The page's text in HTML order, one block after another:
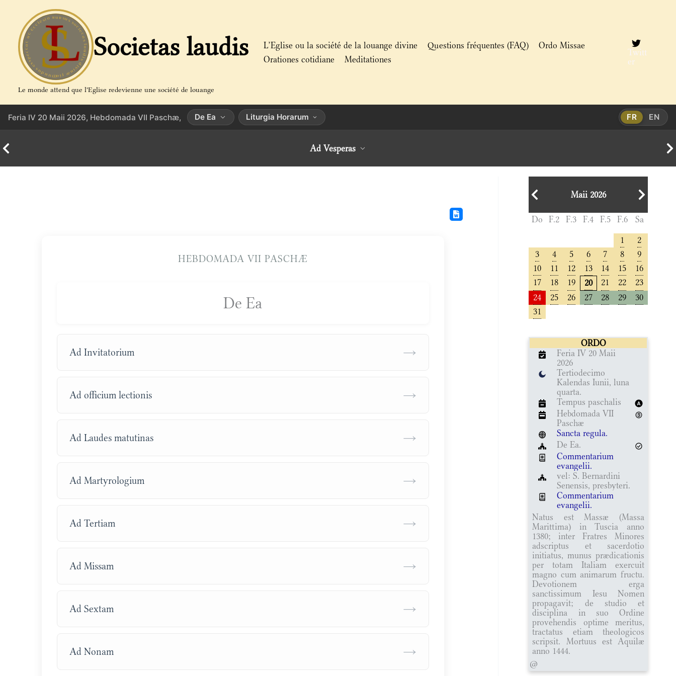
contenu
Societas laudis
Le monde attend que l'Eglise redevienne une société de louange
L’Eglise ou la société de la louange divine Questions fréquentes (FAQ)
Ordo Missae
Orationes cotidiane
Meditationes
Twitt
er
Feria IV 20 Maii 2026, Hebdomada VII Paschæ, De Ea Liturgia Horarum FR EN
Ad Vesperas
HEBDOMADA VII PASCHÆ
De Ea
Ad Invitatorium →
Ad officium lectionis →
Ad Laudes matutinas →
Ad Martyrologium →
Ad Tertiam →
Ad Missam →
Ad Sextam →
Ad Nonam →
Maii 2026
Do F.2 F.3 F.4 F.5 F.6 Sa
1
2
3
4 5 6 7 8
9
10
11 12 13 14 15
16
17
18 19 20 21 22
23
24
25 26 27 28 29
30
31
ORDO
Feria IV 20 Maii
2026
Tertiodecimo
Kalendas Iunii, luna
quarta.
Tempus paschalis
Hebdomada VII
Paschæ
Sancta regula.
De Ea.
Commentarium
evangelii.
vel: S. Bernardini
Senensis, presbyteri.
Commentarium
evangelii.
Natus est Massæ (Massa
Marittima) in Tuscia anno
1380; inter Fratres Minores
adscriptus et sacerdotio
initiatus, munus prædicationis
per totam Italiam exercuit
magno cum animarum fructu.
Devotionem erga
sanctissimum Iesu Nomen
propagavit; de studio et
disciplina in suo Ordine
provehendis optime meritus,
tractatus etiam theologicos
scripsit. Mortuus est Aquilæ
anno 1444.
@